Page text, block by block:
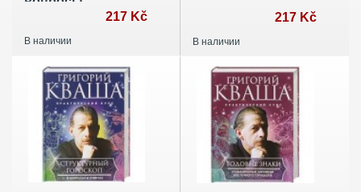
217 Kč
В наличии
217 Kč
В наличии